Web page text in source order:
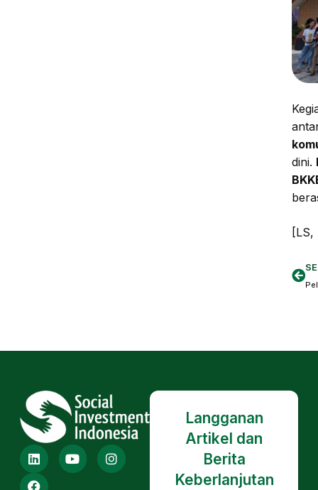
dini.
[LS,
Langganan
Artikel dan
Berita
Keberlanjutan